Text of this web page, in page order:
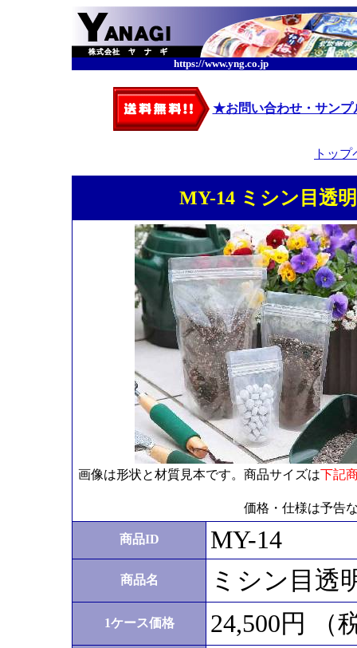
https://www.yng.co.jp
★お問い合わせ・サンプ
トッ
MY-14 ミシン目透
画像は形状と材質見本です。商品サイズは下記
価格・仕様は予告
商品ID MY-14
商品名 ミシン目透
1ケース価格 24,500円 （